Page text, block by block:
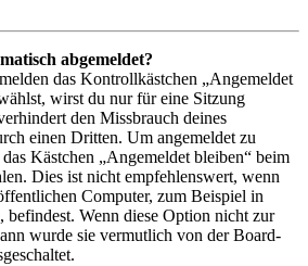
abgemeldet?
das Kontrollkästchen „Angemeldet
wirst du nur für eine Sitzung
den Missbrauch deines
einen Dritten. Um angemeldet zu
Kästchen „Angemeldet bleiben“ beim
Dies ist nicht empfehlenswert, wenn
Computer, zum Beispiel in
befindest. Wenn diese Option nicht zur
wurde sie vermutlich von der Board-